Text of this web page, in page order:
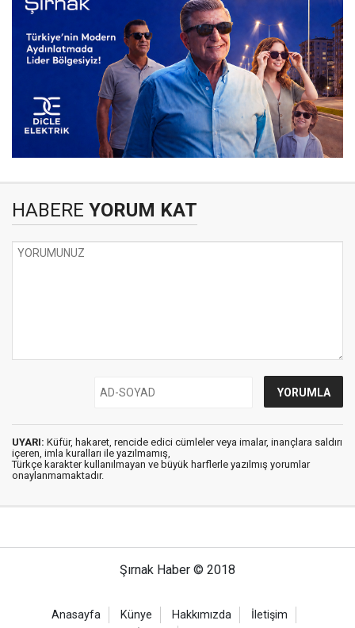
HABERE YORUM KAT
UYARI: Küfür, hakaret, rencide edici cümleler veya imalar, inançlara saldırı
içeren, imla kuralları ile yazılmamış,
Türkçe karakter kullanılmayan ve büyük harflerle yazılmış yorumlar
onaylanmamaktadır.
Şırnak Haber © 2018
Anasayfa Künye Hakkımızda
İletişim